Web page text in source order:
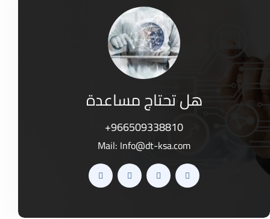
هل تحتاج مساعدة
+966509338810
Mail: Info@dt-ksa.com